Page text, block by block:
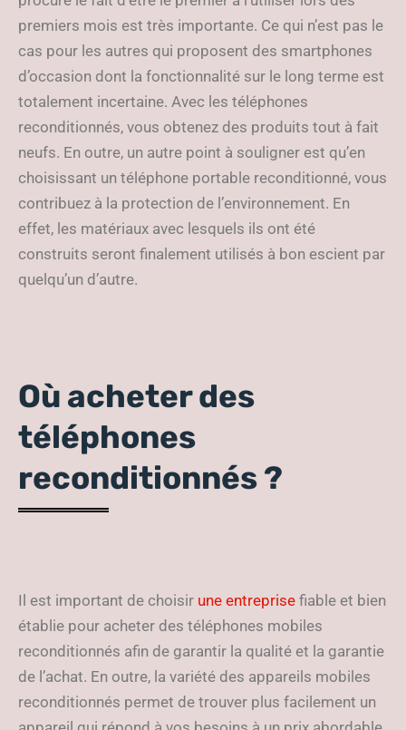
premiers mois est très importante. Ce qui n’est pas le
cas pour les autres qui proposent des smartphones
d’occasion dont la fonctionnalité sur le long terme est
totalement incertaine. Avec les téléphones
reconditionnés, vous obtenez des produits tout à fait
neufs. En outre, un autre point à souligner est qu’en
choisissant un téléphone portable reconditionné, vous
contribuez à la protection de l’environnement. En
effet, les matériaux avec lesquels ils ont été
construits seront finalement utilisés à bon escient par
quelqu’un d’autre.
Où acheter des
téléphones
reconditionnés ?
Il est important de choisir une entreprise fiable et bien
établie pour acheter des téléphones mobiles
reconditionnés afin de garantir la qualité et la garantie
de l’achat. En outre, la variété des appareils mobiles
reconditionnés permet de trouver plus facilement un